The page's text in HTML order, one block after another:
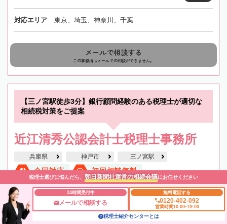
対応エリア 東京、埼玉、神奈川、千葉
メールで相談する
この事務所はメールでの相談ができません。
【三ノ宮駅徒歩3分】銀行顧問経験のある税理士が適切な
相続税対策をご提案
近江清秀公認会計士税理士事務所
兵庫県 神戸市 三ノ宮駅
全国対応 初回相談無料
土日祝OK オンライン相談可 役所から近い 職歴20年以上
駐車場あり
税理士選びに悩んだら、 朝日新聞社運営の相続会議にお任せください
24時間受付中
メールで相談する
無料電話する
0120-402-092
営業時間10:00~19:00
税理士紹介センターとは